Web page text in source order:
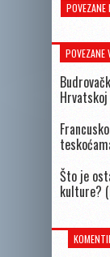
POVEZANE
Što je
kulture?